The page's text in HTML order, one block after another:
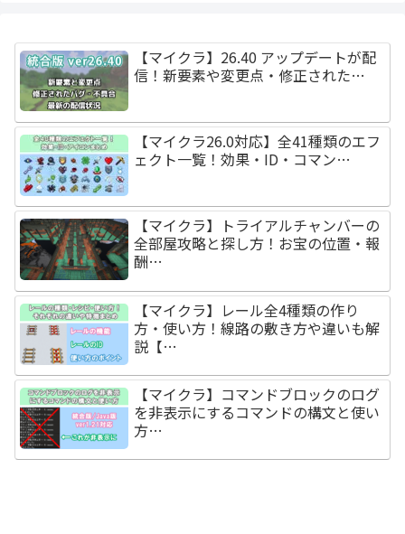
【マイクラ】26.40 アップデートが配
信！新要素や変更点・修正された…
【マイクラ26.0対応】全41種類のエフ
ェクト一覧！効果・ID・コマン…
【マイクラ】トライアルチャンバーの
全部屋攻略と探し方！お宝の位置・報
酬…
【マイクラ】レール全4種類の作り
方・使い方！線路の敷き方や違いも解
説【…
【マイクラ】コマンドブロックのログ
を非表示にするコマンドの構文と使い
方…